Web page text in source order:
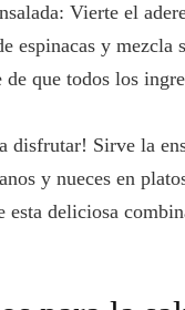
Vierte el
espinacas y mezcla
de que todos los
disfrutar! Sirve la
y nueces en
esta deliciosa